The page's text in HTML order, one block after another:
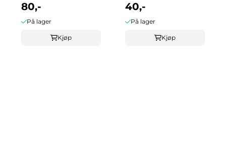
80,-
På lager
Kjøp
40,-
På lager
Kjøp